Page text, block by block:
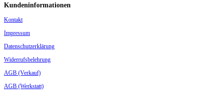
Kundeninformationen
Kontakt
Impressum
Datenschutzerklärung
Widerrufsbelehrung
AGB (Verkauf)
AGB (Werkstatt)